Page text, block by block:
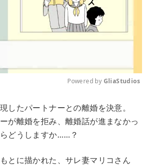
u
t
Powered by GliaStudios
したパートナーとの離婚を決意。
が離婚を拒み、離婚話が進まなかっ
どうしますか……？
とに描かれた、サレ妻マリコさん